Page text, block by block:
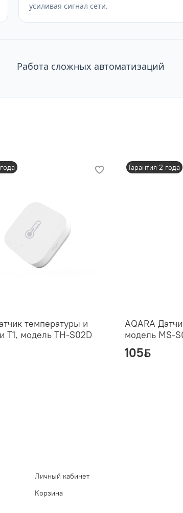
усиливая сигнал сети.
Работа сложных автоматизаций
температуры и
T1, модель TH-S02D
Гарантия 2 года
AQARA
модель MS-
105ƃ
Личный кабинет
Корзина